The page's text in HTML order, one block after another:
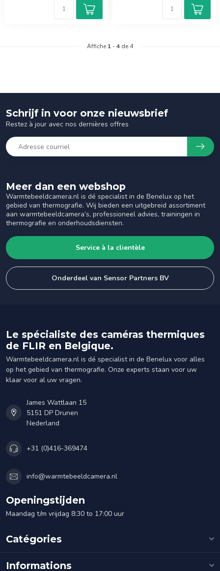
Affiche 1 -4 de 4
Meer dan een webshop
Warmtebeeldcamera.nl is dé specialist in de Benelux op het
gebied van thermografie. Wij bieden een uitgebreid assortiment
aan warmtebeeldcamera’s, professioneel advies, trainingen in
thermografie en onderhoudsdiensten.
Service à la clientèle
Onderdeel van Sensor Partners BV
Schrijf in voor onze nieuwsbrief
Restez à jour avec nos dernières offres
Le spécialiste des caméras thermiques
de FLIR en Belgique.
Warmtebeeldcamera.nl is dé specialist in de Benelux voor alles
op het gebied van thermografie. Onze experts staan voor uw
klaar voor al uw vragen.
James Wattlaan 15
5151 DP Drunen
Nederland
+31 (0)416-369474
info@warmtebeeldcamera.nl
Openingstijden
Maandag t/m vrijdag 8:30 to 17:00 uur
Catégories
Informations